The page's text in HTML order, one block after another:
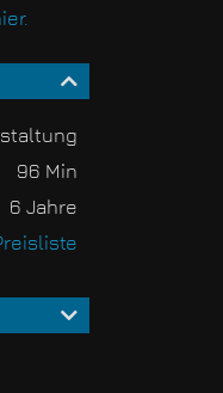
96 Min
6 Jahre